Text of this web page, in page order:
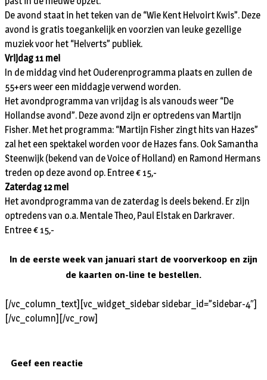
De avond staat in het teken van de “Wie Kent Helvoirt Kwis”. Deze
avond is gratis toegankelijk en voorzien van leuke gezellige
muziek voor het “Helverts” publiek.
Vrijdag 11 mei
In de middag vind het Ouderenprogramma plaats en zullen de
55+ers weer een middagje verwend worden.
Het avondprogramma van vrijdag is als vanouds weer “De
Hollandse avond”. Deze avond zijn er optredens van Martijn
Fisher. Met het programma: “Martijn Fisher zingt hits van Hazes”
zal het een spektakel worden voor de Hazes fans. Ook Samantha
Steenwijk (bekend van de Voice of Holland) en Ramond Hermans
treden op deze avond op. Entree € 15,-
Zaterdag 12 mei
Het avondprogramma van de zaterdag is deels bekend. Er zijn
optredens van o.a. Mentale Theo, Paul Elstak en Darkraver.
Entree € 15,-
In de eerste week van januari start de voorverkoop en zijn
de kaarten on-line te bestellen.
[/vc_column_text][vc_widget_sidebar sidebar_id=”sidebar-4″]
[/vc_column][/vc_row]
Geef een reactie